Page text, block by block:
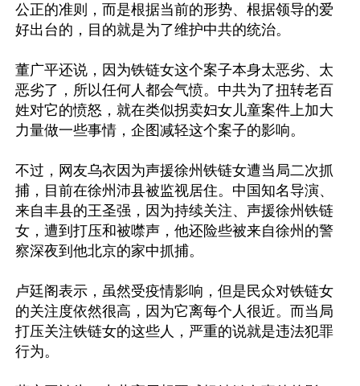
公正的准则，而是根据当前的形势、根据领导的爱
好出台的，目的就是为了维护中共的统治。
董广平还说，因为铁链女这个案子本身太恶劣、太
恶劣了，所以任何人都会气愤。中共为了扭转老百
姓对它的愤怒，就在类似拐卖妇女儿童案件上加大
力量做一些事情，企图减轻这个案子的影响。
不过，网友乌衣因为声援徐州铁链女遭当局二次抓
捕，目前在徐州沛县被监视居住。中国知名导演、
来自丰县的王圣强，因为持续关注、声援徐州铁链
女，遭到打压和被噤声，他还险些被来自徐州的警
察深夜到他北京的家中抓捕。
卢廷阁表示，虽然受疫情影响，但是民众对铁链女
的关注度依然很高，因为它离每个人很近。而当局
打压关注铁链女的这些人，严重的说就是违法犯罪
行为。